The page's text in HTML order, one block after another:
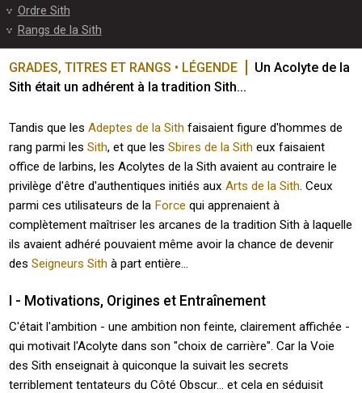
Ordre Sith
Rangs de la Sith
GRADES, TITRES ET RANGS • LÉGENDE
Un Acolyte de la
Sith était un adhérent à la tradition Sith...
Tandis que lesAdeptes de la Sith faisaient figure d'hommes de
rang parmi lesSith, et que lesSbires de la Sith eux faisaient
office de larbins, les Acolytes de la Sith avaient au contraire le
privilège d'être d'authentiques initiés auxArts de la Sith. Ceux
parmi ces utilisateurs de la Force qui apprenaient à
complètement maîtriser les arcanes de la tradition Sith à laquelle
ils avaient adhéré pouvaient même avoir la chance de devenir
desSeigneurs Sith à part entière...
I - Motivations, Origines et Entraînement
C'était l'ambition - une ambition non feinte, clairement affichée -
qui motivait l'Acolyte dans son "choix de carrière". Car la Voie
des Sith enseignait à quiconque la suivait les secrets
terriblement tentateurs du Côté Obscur... et cela en séduisit